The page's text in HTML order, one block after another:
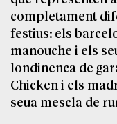
completament
festius: els
manouche i els
londinenca de
Chicken i els
seua mescla de